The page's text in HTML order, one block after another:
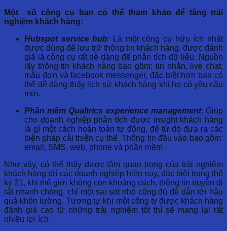
Một số công cụ bạn có thể tham khảo để tăng trải
nghiệm khách hàng:
Hubspot service hub: Là một công cụ hữu ích nhất
được dùng để lưu trữ thông tin khách hàng, được đánh
giá là công cụ rất dễ dàng để phân tích dữ liệu. Nguồn
lấy thông tin khách hàng bao gồm: tin nhắn, live chat,
mẫu đơn và facebook messenger, đặc biệt hơn bạn có
thể dễ dàng thấy lịch sử khách hàng khi họ có yêu cầu
mới.
Phần mềm Qualtrics experience management: Giúp
cho doanh nghiệp phân tích được insight khách hàng
là gì một cách hoàn toàn tự động, để từ đó đưa ra các
biện pháp cải thiện cụ thể. Thông tin đầu vào bao gồm:
email, SMS, web, phone và phần mềm
Như vậy, có thể thấy được tầm quan trọng của trải nghiệm
khách hàng tới các doanh nghiệp hiện nay, đặc biệt trong thế
kỷ 21, khi thế giới không còn khoảng cách, thông tin truyền đi
rất nhanh chóng, chỉ một sai sót nhỏ cũng đủ để dẫn tới hậu
quả khôn lường. Tương tự khi một công ty được khách hàng
đánh giá cao từ những trải nghiệm tốt thì sẽ mang lại rất
nhiều lợi ích.